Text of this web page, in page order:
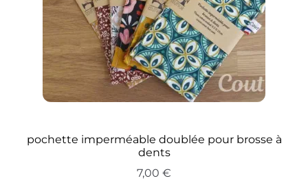
pochette imperméable doublée pour brosse à
dents
7,00 €